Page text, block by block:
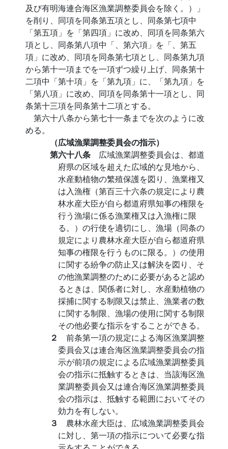
及び有明海連合海区漁業調整委員会を除く。）」
を削り、同項を同条第五項とし、同条第七項中
「第五項」を「第四項」に改め、同項を同条第六
項とし、同条第八項中「、第六項」を「、第五
項」に改め、同項を同条第七項とし、同条第九項
から第十一項までを一項ずつ繰り上げ、同条第十
二項中「第十項」を「第九項」に、「第九項」を
「第八項」に改め、同項を同条第十一項とし、同
条第十三項を同条第十二項とする。
第六十八条から第七十一条までを次のように改
める。
（広域漁業調整委員会の指示）
第六十八条 広域漁業調整委員会は、都道
府県の区域を超えた広域的な見地から、
水産動植物の繁殖保護を図り、漁業権又
は入漁権（第百三十六条の規定により農
林水産大臣が自ら都道府県知事の権限を
行う漁場に係る漁業権又は入漁権に限
る。）の行使を適切にし、漁場（同条の
規定により農林水産大臣が自ら都道府県
知事の権限を行うものに限る。）の使用
に関する紛争の防止又は解決を図り、そ
の他漁業調整のために必要があると認め
るときは、関係者に対し、水産動植物の
採捕に関する制限又は禁止、漁業者の数
に関する制限、漁場の使用に関する制限
その他必要な指示をすることができる。
２ 前条第一項の規定による海区漁業調整
委員会又は連合海区漁業調整委員会の指
示が前項の規定による広域漁業調整委員
会の指示に抵触するときは、当該海区漁
業調整委員会又は連合海区漁業調整委員
会の指示は、抵触する範囲においてその
効力を有しない。
３ 農林水産大臣は、広域漁業調整委員会
に対し、第一項の指示について必要な指